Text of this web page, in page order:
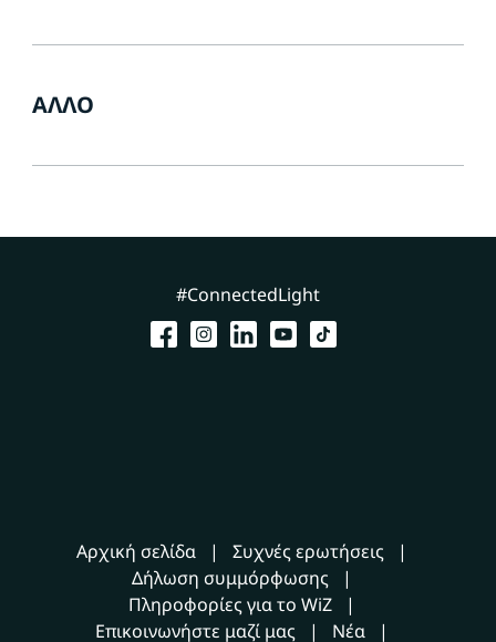
ΆΛΛΟ
#ConnectedLight
Αρχική σελίδα
Συχνές ερωτήσεις
Δήλωση συμμόρφωσης
Πληροφορίες για το WiZ
Επικοινωνήστε μαζί μας
Νέα